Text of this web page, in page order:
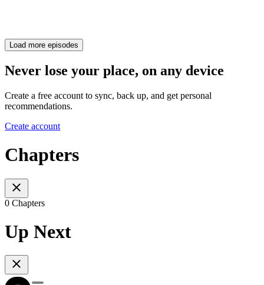
Load more episodes
Never lose your place, on any device
Create a free account to sync, back up, and get personal
recommendations.
Create account
Chapters
0 Chapters
Up Next